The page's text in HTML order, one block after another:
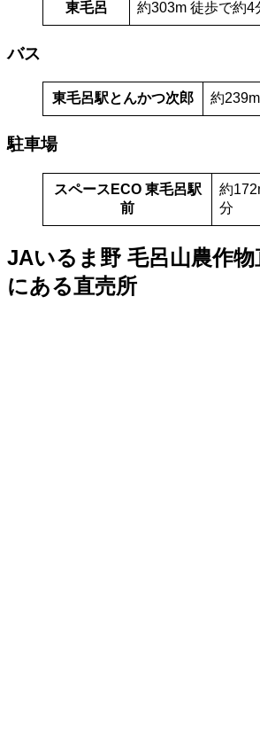
東毛呂 約303m 徒歩で約4
バス
東毛呂駅とんかつ次郎 約
駐車場
スペースECO 東毛呂駅
前
約
分
JAいるま野 毛呂山農作物
にある直売所